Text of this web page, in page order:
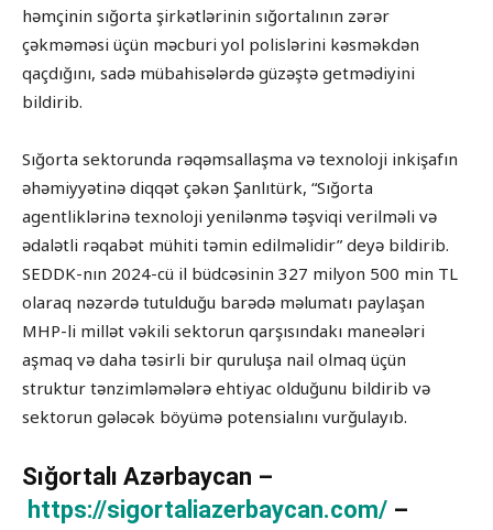
həmçinin sığorta şirkətlərinin sığortalının zərər
çəkməməsi üçün məcburi yol polislərini kəsməkdən
qaçdığını, sadə mübahisələrdə güzəştə getmədiyini
bildirib.
Sığorta sektorunda rəqəmsallaşma və texnoloji inkişafın
əhəmiyyətinə diqqət çəkən Şanlıtürk, “Sığorta
agentliklərinə texnoloji yenilənmə təşviqi verilməli və
ədalətli rəqabət mühiti təmin edilməlidir” deyə bildirib.
SEDDK-nın 2024-cü il büdcəsinin 327 milyon 500 min TL
olaraq nəzərdə tutulduğu barədə məlumatı paylaşan
MHP-li millət vəkili sektorun qarşısındakı maneələri
aşmaq və daha təsirli bir quruluşa nail olmaq üçün
struktur tənzimləmələrə ehtiyac olduğunu bildirib və
sektorun gələcək böyümə potensialını vurğulayıb.
Sığortalı Azərbaycan –
https://sigortaliazerbaycan.com/ –